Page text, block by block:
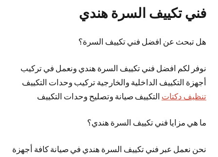
فني تكييف السرة هندي
هل تبحث عن افضل فني تكييف السرة؟
نوفر لكم افضل فني تكييف السرة هندي ونعمل في تركيب
أجهزة التكييف الداخلية والخارجية تركيب وحدات التكييف
تنظيف دكتات التكييف صيانة وتصليح وحدات التكييف
ما هي مزايا فني تكييف السرة هندي؟
نحن نعمل عبر فني تكييف السرة هندي في صيانة كافة أجهزة